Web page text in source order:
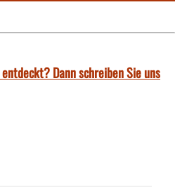
Dann schreiben Sie uns